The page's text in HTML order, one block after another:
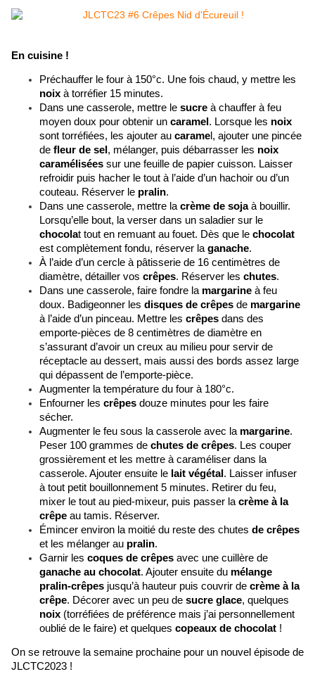
En cuisine !
noix à torréfier 15 minutes.
Dans une casserole, mettre le sucre à chauffer à feu
moyen doux pour obtenir un caramel . Lorsque les noix
sont torréfiées, les ajouter au carame l, ajouter une pincée
de fleur de sel , mélanger, puis débarrasser les noix
caramélisées sur une feuille de papier cuisson. Laisser
refroidir puis hacher le tout à l’aide d’un hachoir ou d’un
couteau. Réserver le pralin.
Dans une casserole, mettre la crème de soja à bouillir.
chocolat tout en remuant au fouet. Dès que le chocolat
est complètement fondu, réserver la ganache.
À l’aide d’un cercle à pâtisserie de 16 centimètres de
diamètre, détailler vos crêpes. Réserver les chutes.
Dans une casserole, faire fondre la margarine à feu
doux. Badigeonner les disques de crêpes de margarine
à l’aide d’un pinceau. Mettre les crêpes dans des
emporte-pièces de 8 centimètres de diamètre en
s’assurant d’avoir un creux au milieu pour servir de
réceptacle au dessert, mais aussi des bords assez large
qui dépassent de l’emporte-pièce.
Augmenter la température du four à 180°c.
Enfourner les crêpes douze minutes pour les faire
sécher.
Augmenter le feu sous la casserole avec la margarine.
Peser 100 grammes de chutes de crêpes. Les couper
grossièrement et les mettre à caraméliser dans la
casserole. Ajouter ensuite le lait végétal . Laisser infuser
à tout petit bouillonnement 5 minutes. Retirer du feu,
mixer le tout au pied-mixeur, puis passer la crème à la
crêpe au tamis. Réserver.
Émincer environ la moitié du reste des chutes de crêpes
et les mélanger au pralin.
Garnir les coques de crêpes
ganache au chocolat. Ajouter ensuite du mélange
pralin-crêpes jusqu’à hauteur puis couvrir de crème à la
crêpe. Décorer avec un peu de sucre glace
noix (torréfiées de préférence mais j’ai personnellement
oublié de le faire) et quelques copeaux de chocolat !
On se retrouve la semaine prochaine pour un nouvel épisode de
JLCTC2023 !